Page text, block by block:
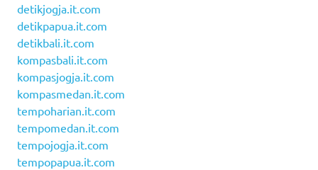
detikjogja.it.com
detikpapua.it.com
detikbali.it.com
kompasbali.it.com
kompasjogja.it.com
kompasmedan.it.com
tempoharian.it.com
tempomedan.it.com
tempojogja.it.com
tempopapua.it.com